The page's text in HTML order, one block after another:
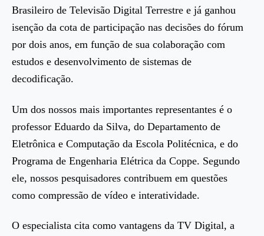
Brasileiro de Televisão Digital Terrestre e já ganhou
isenção da cota de participação nas decisões do fórum
por dois anos, em função de sua colaboração com
estudos e desenvolvimento de sistemas de
decodificação.
Um dos nossos mais importantes representantes é o
professor Eduardo da Silva, do Departamento de
Eletrônica e Computação da Escola Politécnica, e do
Programa de Engenharia Elétrica da Coppe. Segundo
ele, nossos pesquisadores contribuem em questões
como compressão de vídeo e interatividade.
O especialista cita como vantagens da TV Digital, a